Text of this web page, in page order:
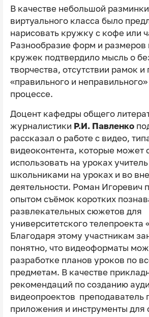
В качестве небольшой
виртуального класса было
нарисовать кружку с кофе или
Разнообразие форм и размеров
кружек подтвердило мысль о
творчества, отсутствии рамок и
«правильного и
процессе.
Доцент кафедры общего
журналистики Р.И. Павленко
рассказал о работе с видео,
видеоконтента, которые может
использовать на уроках
школьниками на уроках и во
деятельности. Роман Игоревич
опытом съёмок коротких
развлекательных сюжетов для
университетского телепроекта
Благодаря этому участникам
понятно, что видеоформаты
разработке планов уроков по
предметам. В качестве
рекомендаций по созданию
видеопроектов преподаватель
приложения и инструменты для